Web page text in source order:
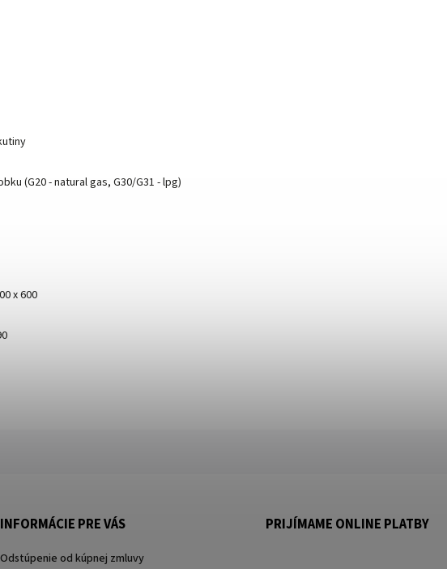
(G20 - natural gas, G30/G31 - lpg)
x 600
INFORMÁCIE PRE VÁS
Odstúpenie od kúpnej zmluvy
PRIJÍMAME ONLINE PLATBY